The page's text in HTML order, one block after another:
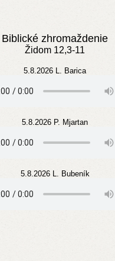
Biblické zhromaždenie
Židom 12,3-11
5.8.2026 L. Barica
5.8.2026 P. Mjartan
5.8.2026 L. Bubeník